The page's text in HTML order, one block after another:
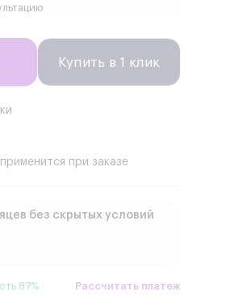
Купить в 1 клик
применится при заказе
без скрытых условий
87% Рассчитать платеж